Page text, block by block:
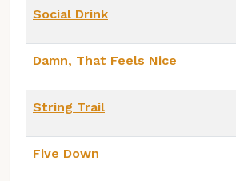
Social Drink
Damn, That Feels Nice
String Trail
Five Down